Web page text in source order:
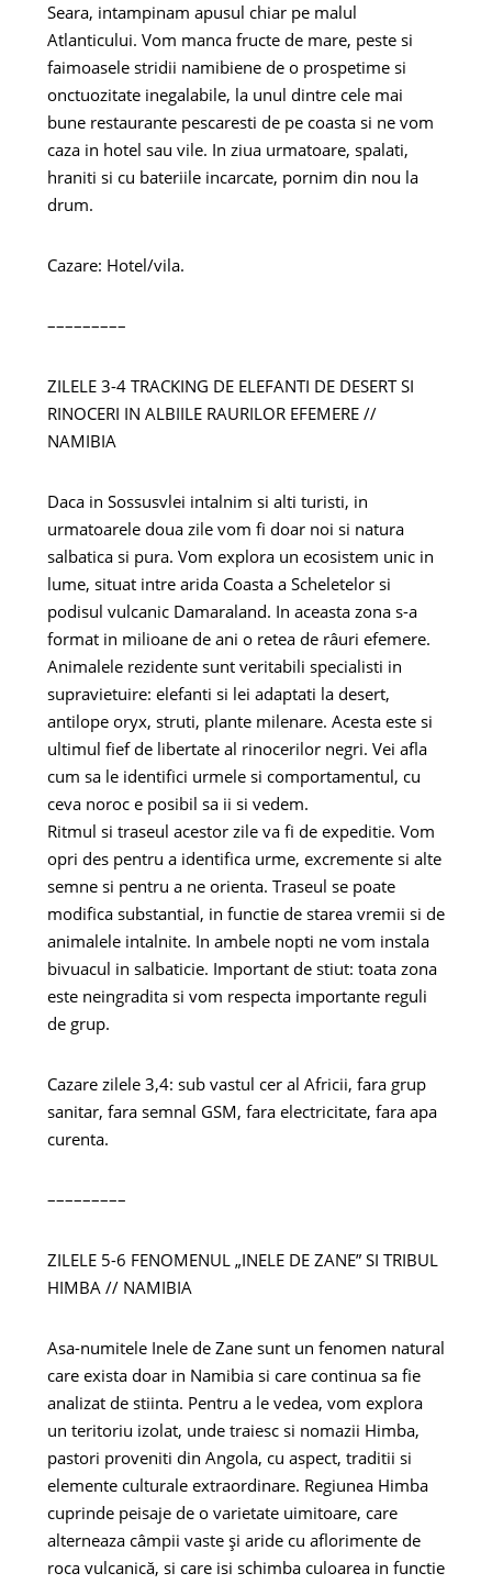
Seara, intampinam apusul chiar pe malul
Atlanticului. Vom manca fructe de mare, peste si
faimoasele stridii namibiene de o prospetime si
onctuozitate inegalabile, la unul dintre cele mai
bune restaurante pescaresti de pe coasta si ne vom
caza in hotel sau vile. In ziua urmatoare, spalati,
hraniti si cu bateriile incarcate, pornim din nou la
drum.
Cazare: Hotel/vila.
–––––––––
ZILELE 3-4 TRACKING DE ELEFANTI DE DESERT SI
RINOCERI IN ALBIILE RAURILOR EFEMERE //
NAMIBIA
Daca in Sossusvlei intalnim si alti turisti, in
urmatoarele doua zile vom fi doar noi si natura
salbatica si pura. Vom explora un ecosistem unic in
lume, situat intre arida Coasta a Scheletelor si
podisul vulcanic Damaraland. In aceasta zona s-a
format in milioane de ani o retea de râuri efemere.
Animalele rezidente sunt veritabili specialisti in
supravietuire: elefanti si lei adaptati la desert,
antilope oryx, struti, plante milenare. Acesta este si
ultimul fief de libertate al rinocerilor negri. Vei afla
cum sa le identifici urmele si comportamentul, cu
ceva noroc e posibil sa ii si vedem.
Ritmul si traseul acestor zile va fi de expeditie. Vom
opri des pentru a identifica urme, excremente si alte
semne si pentru a ne orienta. Traseul se poate
modifica substantial, in functie de starea vremii si de
animalele intalnite. In ambele nopti ne vom instala
bivuacul in salbaticie. Important de stiut: toata zona
este neingradita si vom respecta importante reguli
de grup.
Cazare zilele 3,4: sub vastul cer al Africii, fara grup
sanitar, fara semnal GSM, fara electricitate, fara apa
curenta.
–––––––––
ZILELE 5-6 FENOMENUL „INELE DE ZANE” SI TRIBUL
HIMBA // NAMIBIA
Asa-numitele Inele de Zane sunt un fenomen natural
care exista doar in Namibia si care continua sa fie
analizat de stiinta. Pentru a le vedea, vom explora
un teritoriu izolat, unde traiesc si nomazii Himba,
pastori proveniti din Angola, cu aspect, traditii si
elemente culturale extraordinare. Regiunea Himba
cuprinde peisaje de o varietate uimitoare, care
alterneaza câmpii vaste și aride cu aflorimente de
roca vulcanică, si care isi schimba culoarea in functie